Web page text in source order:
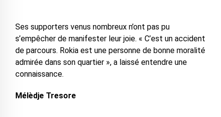
Ses supporters venus nombreux n’ont pas pu
s’empêcher de manifester leur joie. « C’est un accident
de parcours. Rokia est une personne de bonne moralité
admirée dans son quartier », a laissé entendre une
connaissance.
Mélèdje Tresore